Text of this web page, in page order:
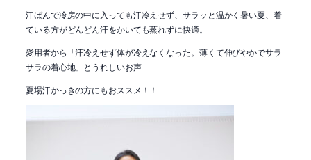
汗ばんで冷房の中に入っても汗冷えせず、サラッと温かく暑い夏、着
ている方がどんどん汗をかいても蒸れずに快適。
愛用者から「汗冷えせず体が冷えなくなった。薄くて伸びやかでサラ
サラの着心地」とうれしいお声
夏場汗かっきの方にもおススメ！！